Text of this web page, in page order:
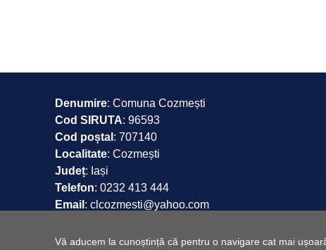
Vă aducem la cunoștință că pentru o navigare cat mai
Denumire: Comuna Cozmești
Cod SIRUTA: 96593
Cod poștal : 707140
Localitate: Cozmești
Județ: Iași
Telefon: 0232 413 444
Email : clcozmesti@yahoo.com